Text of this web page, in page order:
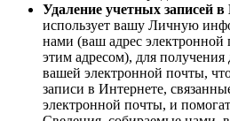
Удаление учетных записей в
использует вашу Личную
нами (ваш адрес электронной
этим адресом), для
вашей электронной почты,
записи в Интернете,
электронной почты, и